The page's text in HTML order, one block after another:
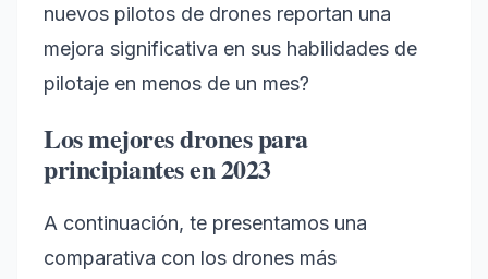
nuevos pilotos de drones reportan una
mejora significativa en sus habilidades de
pilotaje en menos de un mes?
Los mejores drones para
principiantes en 2023
A continuación, te presentamos una
comparativa con los drones más